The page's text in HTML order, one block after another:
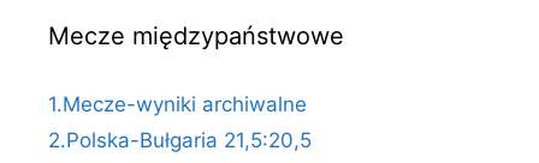
Mecze międzypaństwowe
1.Mecze-wyniki archiwalne
2.Polska-Bułgaria 21,5:20,5